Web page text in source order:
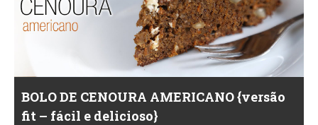
BOLO DE CENOURA AMERICANO {versão
fit – fácil e delicioso}